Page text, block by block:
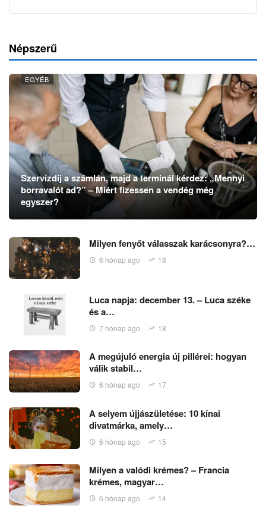
Népszerű
EGYÉB
Szervízdíj a számlán, majd a terminál kérdez: „Mennyi
borravalót ad?” – Miért fizessen a vendég még
egyszer?
Milyen fenyőt válasszak karácsonyra?…
6 hónap ago 18
Luca napja: december 13. – Luca széke
és a…
7 hónap ago 18
A megújuló energia új pillérei: hogyan
válik stabil…
6 hónap ago 17
A selyem újjászületése: 10 kínai
divatmárka, amely…
6 hónap ago 15
Milyen a valódi krémes? – Francia
krémes, magyar…
6 hónap ago 14